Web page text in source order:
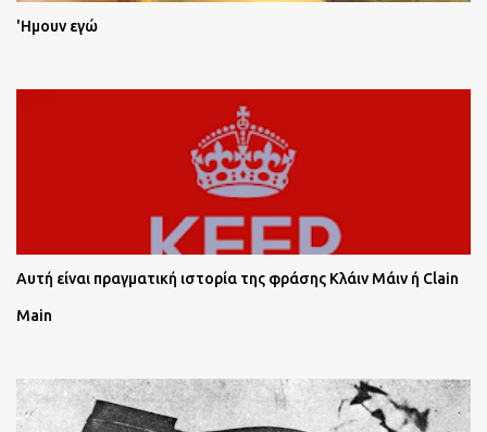
'Ημουν εγώ
Αυτή είναι πραγματική ιστορία της φράσης Κλάιν Μάιν ή Clain
Main